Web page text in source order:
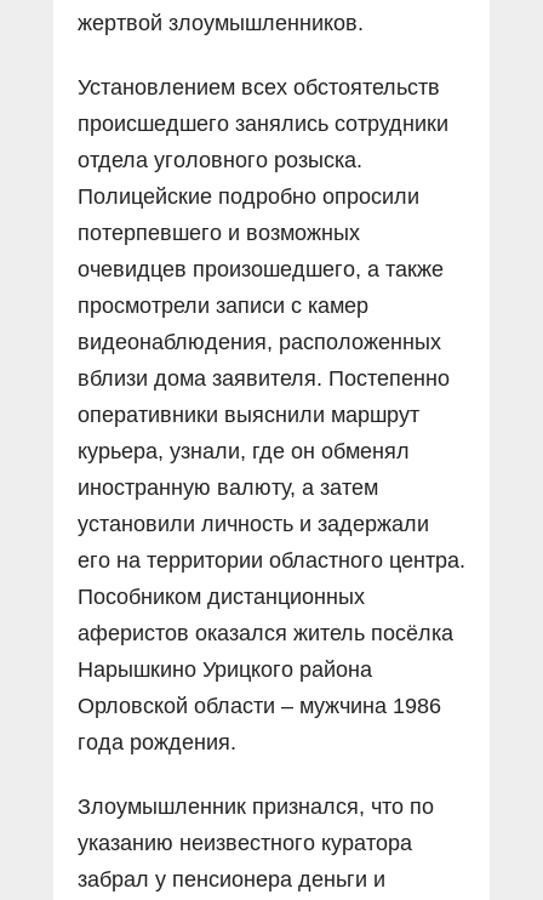
жертвой злоумышленников.
Установлением всех обстоятельств
происшедшего занялись сотрудники
отдела уголовного розыска.
Полицейские подробно опросили
потерпевшего и возможных
очевидцев произошедшего, а также
просмотрели записи с камер
видеонаблюдения, расположенных
вблизи дома заявителя. Постепенно
оперативники выяснили маршрут
курьера, узнали, где он обменял
иностранную валюту, а затем
установили личность и задержали
его на территории областного центра.
Пособником дистанционных
аферистов оказался житель посёлка
Нарышкино Урицкого района
Орловской области – мужчина 1986
года рождения.
Злоумышленник признался, что по
указанию неизвестного куратора
забрал у пенсионера деньги и